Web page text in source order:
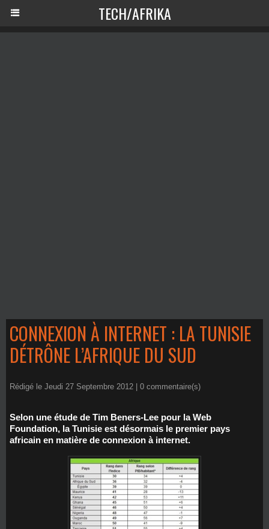
TECH/AFRIKA
CONNEXION À INTERNET : LA TUNISIE
DÉTRÔNE L’AFRIQUE DU SUD
Rédigé le Jeudi 27 Septembre 2012 | 0 commentaire(s)
Selon une étude de Tim Beners-Lee pour la Web
Foundation, la Tunisie est désormais le premier pays
africain en matière de connexion à internet.